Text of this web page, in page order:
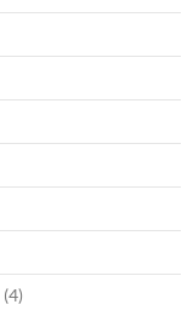
(4)